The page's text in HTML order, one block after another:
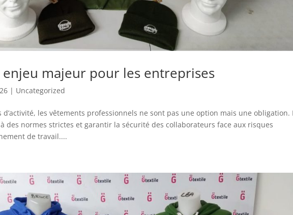
enjeu majeur pour les entreprises
| Uncategorized
d’activité, les vêtements professionnels ne sont pas une option mais une obligation.
des normes strictes et garantir la sécurité des collaborateurs face aux risques
de travail....